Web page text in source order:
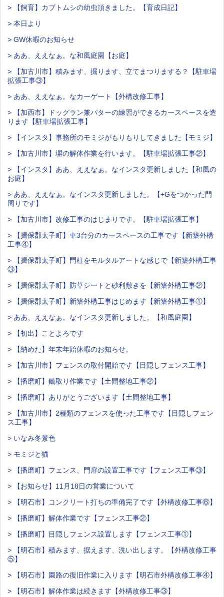
> 【飼育】カブトムシの幼虫頂きました。【育成日記】
> 本日より
> GW休暇のお知らせ
> ああ、ええなぁ。な和風庭園【お庭】
> 【加古川市】積みます、掘ります、立てまつりまする？【駐車場
拡張工事③】
> ああ、ええなぁ。なカーゲート【外構改修工事】
> 【加西市】ドッグラン兼パターの練習ができるカースペースを造
ります【駐車場拡張工事】
> 【インスタ】事務所のモミジがもりもりしてきました【モミジ】
> 【加古川市】塀の解体作業を行います。【駐車場拡張工事②】
> 【インスタ】ああ、ええなぁ。なインスタ更新しました【和風の
お庭】
> ああ、ええなぁ。なインスタ更新しました。【+Gをつかった門
周りです】
> 【加古川市】改修工事のはじまりです。【駐車場拡張工事】
> 【揖保郡太子町】車3台分のカースペースの工事です【新築外構
工事④】
> 【揖保郡太子町】門柱をモルタルアートな感じで【新築外構工事
③】
> 【揖保郡太子町】防草シートと砂利敷きを【新築外構工事②】
> 【揖保郡太子町】新築外構工事はじめます【新築外構工事①】
> ああ、ええなぁ。なインスタ更新しました。【和風庭園】
> 【初出】ことよろです
> 【納めた】年末年始休暇のお知らせ。
> 【加古川市】フェンスの取付開始です【目隠しフェンス工事】
> 【播磨町】鋤取り作業です【土間整地工事②】
> 【播磨町】ありがとうございます【土間整地工事】
> 【加古川市】2種類のフェンスを使った工事です【目隠しフェン
ス工事】
> いなみ冬景色
> モミジと猫
> 【播磨町】フェンス、門扉の設置工事です【フェンス工事③】
> 【お知らせ】11月18日の営業について
> 【明石市】コンクリート打ちの準備完了です【外構改修工事⑥】
> 【播磨町】解体作業です【フェンス工事②】
> 【播磨町】目隠しフェンス設置します【フェンス工事①】
> 【明石市】積みます、据えます、洗い出します。【外構改修工事
⑤】
> 【明石市】園路の復旧作業に入ります【明石市外構改修工事④】
> 【明石市】解体作業は続きます【外構改修工事③】